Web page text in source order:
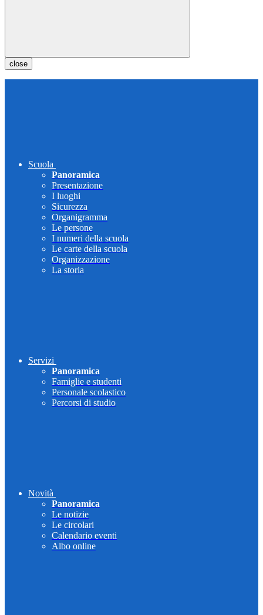
close
Scuola
Panoramica
Presentazione
I luoghi
Sicurezza
Organigramma
Le persone
I numeri della scuola
Le carte della scuola
Organizzazione
La storia
Servizi
Panoramica
Famiglie e studenti
Personale scolastico
Percorsi di studio
Novità
Panoramica
Le notizie
Le circolari
Calendario eventi
Albo online